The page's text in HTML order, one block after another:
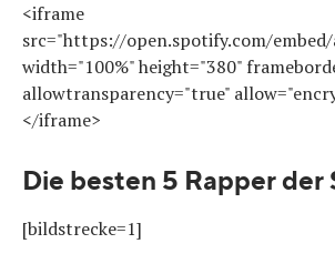
<iframe
src="https://open.spotify.com/embed/
width="100%" height="380"
allowtransparency="true"
</iframe>
Die besten 5 Rapper der
[bildstrecke=1]